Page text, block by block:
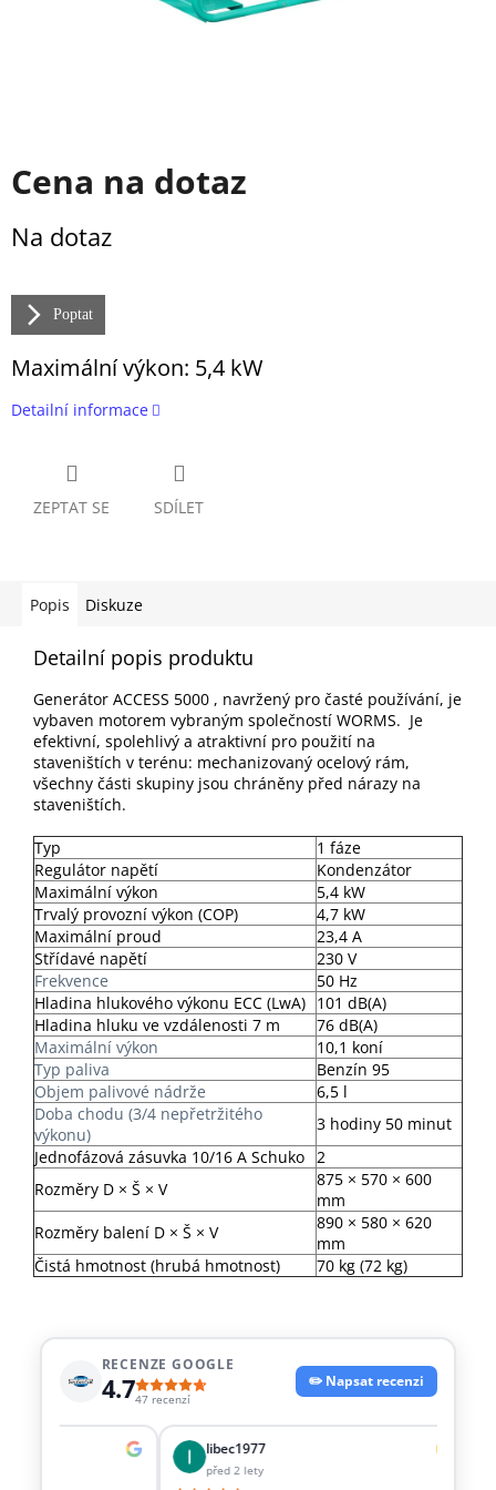
Cena na dotaz
cena:
Na dotaz
Poptat
Maximální výkon: 5,4 kW
Detailní informace
ZEPTAT SE SDÍLET
Popis Diskuze
Detailní popis produktu
Generátor ACCESS 5000 , navržený pro časté používání, je
vybaven motorem vybraným společností WORMS. Je
efektivní, spolehlivý a atraktivní pro použití na
staveništích v terénu: mechanizovaný ocelový rám,
všechny části skupiny jsou chráněny před nárazy na
staveništích.
Typ
1 fáze
Regulátor napětí
Kondenzátor
Maximální výkon
5,4 kW
Trvalý provozní výkon (COP)
4,7 kW
Maximální proud
23,4 A
Střídavé napětí
230 V
Frekvence
50 Hz
Hladina hlukového výkonu ECC (LwA) 101 dB(A)
Hladina hluku ve vzdálenosti 7 m
76 dB(A)
Maximální výkon
10,1 koní
Typ paliva
Benzín 95
Objem palivové nádrže
6,5 l
Doba chodu (3/4 nepřetržitého
výkonu)
3 hodiny 50 minut
Jednofázová zásuvka 10/16 A Schuko
2
Rozměry D × Š × V
875 × 570 × 600
mm
Rozměry balení D × Š × V
890 × 580 × 620
mm
Čistá hmotnost (hrubá hmotnost)
70 kg (72 kg)
RECENZE GOOGLE
4.747 recenzí
✏️ Napsat recenzi
libec1977
před 2 lety